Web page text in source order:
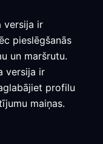
versija ir
pieslēgšanās
un maršrutu.
versija ir
profilu
maiņas.